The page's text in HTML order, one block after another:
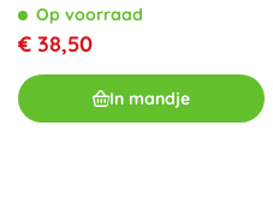
Op voorraad
€ 38,50
In mandje